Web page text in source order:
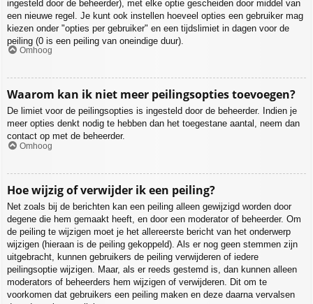
ingesteld door de beheerder), met elke optie gescheiden door middel van
een nieuwe regel. Je kunt ook instellen hoeveel opties een gebruiker mag
kiezen onder "opties per gebruiker" en een tijdslimiet in dagen voor de
peiling (0 is een peiling van oneindige duur).
Omhoog
Waarom kan ik niet meer peilingsopties toevoegen?
De limiet voor de peilingsopties is ingesteld door de beheerder. Indien je
meer opties denkt nodig te hebben dan het toegestane aantal, neem dan
contact op met de beheerder.
Omhoog
Hoe wijzig of verwijder ik een peiling?
Net zoals bij de berichten kan een peiling alleen gewijzigd worden door
degene die hem gemaakt heeft, en door een moderator of beheerder. Om
de peiling te wijzigen moet je het allereerste bericht van het onderwerp
wijzigen (hieraan is de peiling gekoppeld). Als er nog geen stemmen zijn
uitgebracht, kunnen gebruikers de peiling verwijderen of iedere
peilingsoptie wijzigen. Maar, als er reeds gestemd is, dan kunnen alleen
moderators of beheerders hem wijzigen of verwijderen. Dit om te
voorkomen dat gebruikers een peiling maken en deze daarna vervalsen